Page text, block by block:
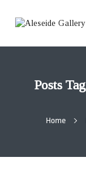
Posts
Home